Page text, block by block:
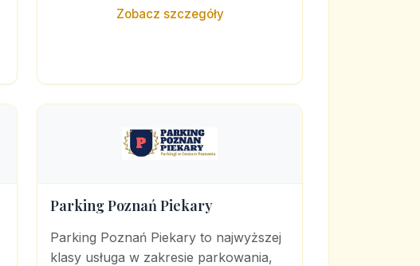
Zobacz szczegóły
Parking Poznań Piekary
Parking Poznań Piekary to najwyższej
klasy usługa w zakresie parkowania,